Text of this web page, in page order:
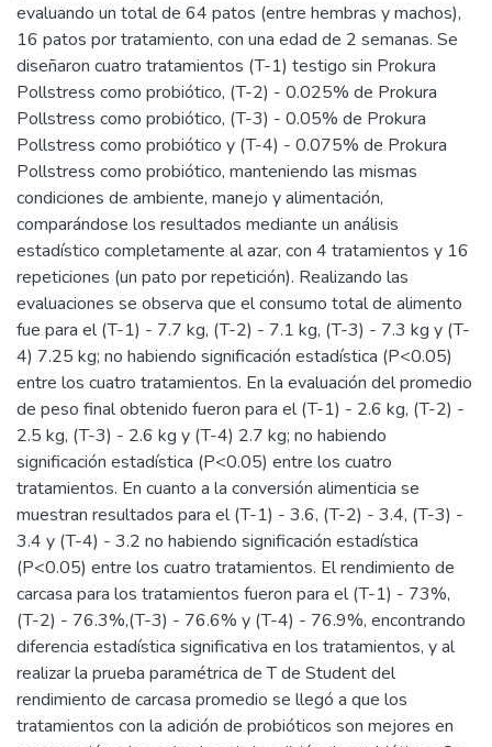
evaluando un total de 64 patos (entre hembras y machos),
16 patos por tratamiento, con una edad de 2 semanas. Se
diseñaron cuatro tratamientos (T-1) testigo sin Prokura
Pollstress como probiótico, (T-2) - 0.025% de Prokura
Pollstress como probiótico, (T-3) - 0.05% de Prokura
Pollstress como probiótico y (T-4) - 0.075% de Prokura
Pollstress como probiótico, manteniendo las mismas
condiciones de ambiente, manejo y alimentación,
comparándose los resultados mediante un análisis
estadístico completamente al azar, con 4 tratamientos y 16
repeticiones (un pato por repetición). Realizando las
evaluaciones se observa que el consumo total de alimento
fue para el (T-1) - 7.7 kg, (T-2) - 7.1 kg, (T-3) - 7.3 kg y (T-
4) 7.25 kg; no habiendo significación estadística (P<0.05)
entre los cuatro tratamientos. En la evaluación del promedio
de peso final obtenido fueron para el (T-1) - 2.6 kg, (T-2) -
2.5 kg, (T-3) - 2.6 kg y (T-4) 2.7 kg; no habiendo
significación estadística (P<0.05) entre los cuatro
tratamientos. En cuanto a la conversión alimenticia se
muestran resultados para el (T-1) - 3.6, (T-2) - 3.4, (T-3) -
3.4 y (T-4) - 3.2 no habiendo significación estadística
(P<0.05) entre los cuatro tratamientos. El rendimiento de
carcasa para los tratamientos fueron para el (T-1) - 73%,
(T-2) - 76.3%,(T-3) - 76.6% y (T-4) - 76.9%, encontrando
diferencia estadística significativa en los tratamientos, y al
realizar la prueba paramétrica de T de Student del
rendimiento de carcasa promedio se llegó a que los
tratamientos con la adición de probióticos son mejores en